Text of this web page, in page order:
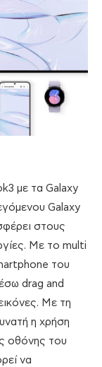
με τα Galaxy
Galaxy
στους
Με το multi
του
drag and
Με τη
η χρήση
οθόνης του
να